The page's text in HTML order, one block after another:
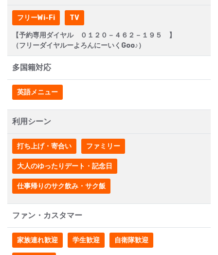
フリーWi-Fi TV
【予約専用ダイヤル ０１２０－４６２－１９５ 】
（フリーダイヤルーよろんにーいくGoo♪）
多国籍対応
英語メニュー
利用シーン
打ち上げ・寄合い ファミリー
大人のゆったりデート・記念日
仕事帰りのサク飲み・サク飯
ファン・カスタマー
家族連れ歓迎 学生歓迎 自衛隊歓迎